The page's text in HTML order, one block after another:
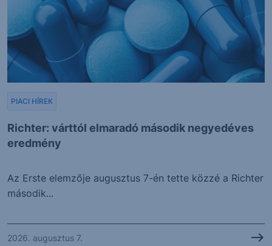
Richter: várttól elmaradó második negyedéves
eredmény
PIACI HÍREK
Az Erste elemzője augusztus 7-én tette közzé a Richter
második...
2026. augusztus 7.